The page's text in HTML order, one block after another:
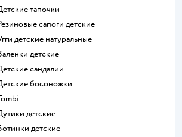
Детские тапочки
Резиновые сапоги детские
Угги детские натуральные
Валенки детские
Детские сандалии
Детские босоножки
Tombi
Дутики детские
Ботинки детские